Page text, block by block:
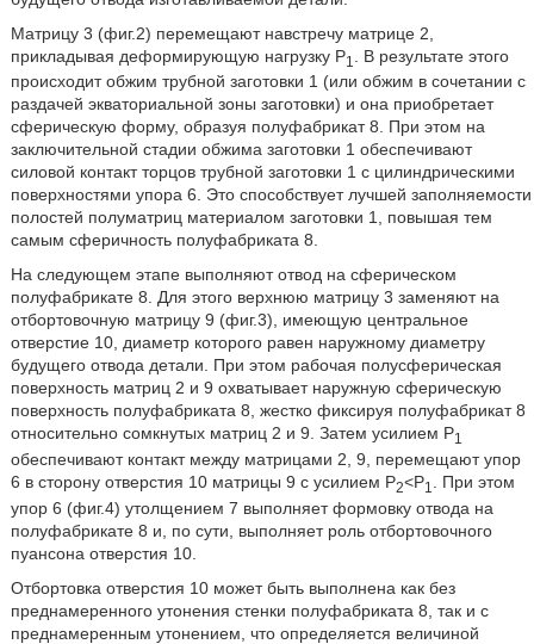
Матрицу 3 (фиг.2) перемещают навстречу матрице 2,
прикладывая деформирующую нагрузку Р1
. В результате этого
происходит обжим трубной заготовки 1 (или обжим в сочетании с
раздачей экваториальной зоны заготовки) и она приобретает
сферическую форму, образуя полуфабрикат 8. При этом на
заключительной стадии обжима заготовки 1 обеспечивают
силовой контакт торцов трубной заготовки 1 с цилиндрическими
поверхностями упора 6. Это способствует лучшей заполняемости
полостей полуматриц материалом заготовки 1, повышая тем
самым сферичность полуфабриката 8.
На следующем этапе выполняют отвод на сферическом
полуфабрикате 8. Для этого верхнюю матрицу 3 заменяют на
отбортовочную матрицу 9 (фиг.3), имеющую центральное
отверстие 10, диаметр которого равен наружному диаметру
будущего отвода детали. При этом рабочая полусферическая
поверхность матриц 2 и 9 охватывает наружную сферическую
поверхность полуфабриката 8, жестко фиксируя полуфабрикат 8
относительно сомкнутых матриц 2 и 9. Затем усилием Р1
обеспечивают контакт между матрицами 2, 9, перемещают упор
6 в сторону отверстия 10 матрицы 9 с усилием Р2<Р1
. При этом
упор 6 (фиг.4) утолщением 7 выполняет формовку отвода на
полуфабрикате 8 и, по сути, выполняет роль отбортовочного
пуансона отверстия 10.
Отбортовка отверстия 10 может быть выполнена как без
преднамеренного утонения стенки полуфабриката 8, так и с
преднамеренным утонением, что определяется величиной